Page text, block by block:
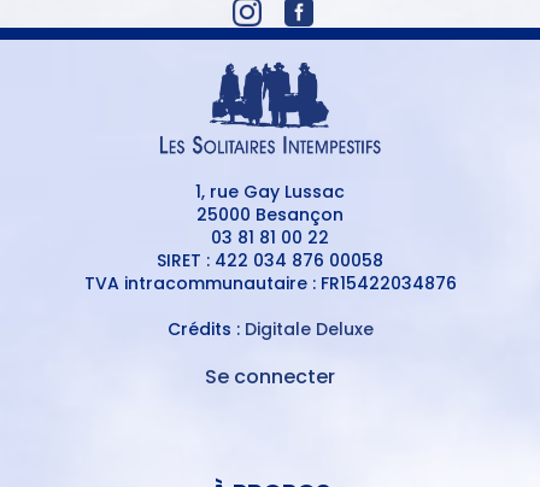
1, rue Gay Lussac
25000 Besançon
03 81 81 00 22
SIRET : 422 034 876 00058
TVA intracommunautaire : FR15422034876
Crédits : Digitale Deluxe
Se connecter